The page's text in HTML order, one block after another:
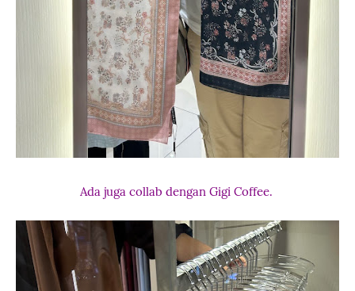
Ada juga collab dengan Gigi Coffee.